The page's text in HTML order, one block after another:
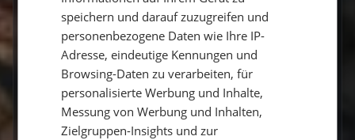
einer Woche?
Welche Sprache wird an Bord
gesprochen?
Wer ist mein Skipper / meine
Skipperin?
speichern und darauf zuzugreifen und
personenbezogene Daten wie Ihre IP-
Adresse, eindeutige Kennungen und
Browsing-Daten zu verarbeiten, für
personalisierte Werbung und Inhalte,
Messung von Werbung und Inhalten,
Zielgruppen-Insights und zur